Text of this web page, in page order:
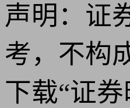
声明：证
考，不构
下载“证